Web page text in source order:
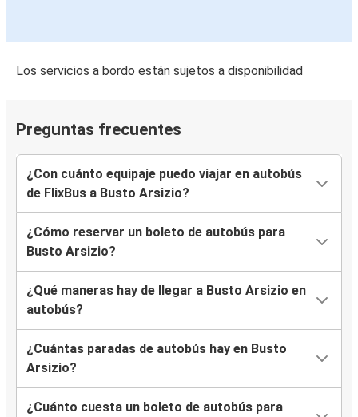
Los servicios a bordo están sujetos a disponibilidad
Preguntas frecuentes
¿Con cuánto equipaje puedo viajar en autobús
de FlixBus a Busto Arsizio?
¿Cómo reservar un boleto de autobús para
Busto Arsizio?
¿Qué maneras hay de llegar a Busto Arsizio en
autobús?
¿Cuántas paradas de autobús hay en Busto
Arsizio?
¿Cuánto cuesta un boleto de autobús para